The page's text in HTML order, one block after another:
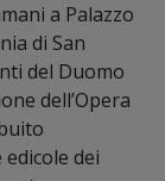
a Palazzo
di San
del Duomo
dell’Opera
dei